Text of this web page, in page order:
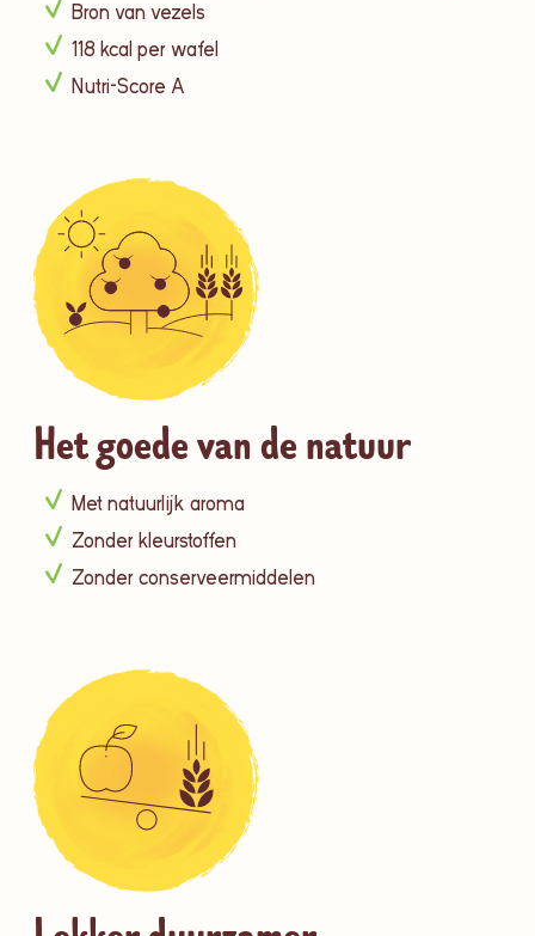
Bron van vezels
118 kcal per wafel
Nutri-Score A
Het goede van de natuur
Met natuurlijk aroma
Zonder kleurstoffen
Zonder conserveermiddelen